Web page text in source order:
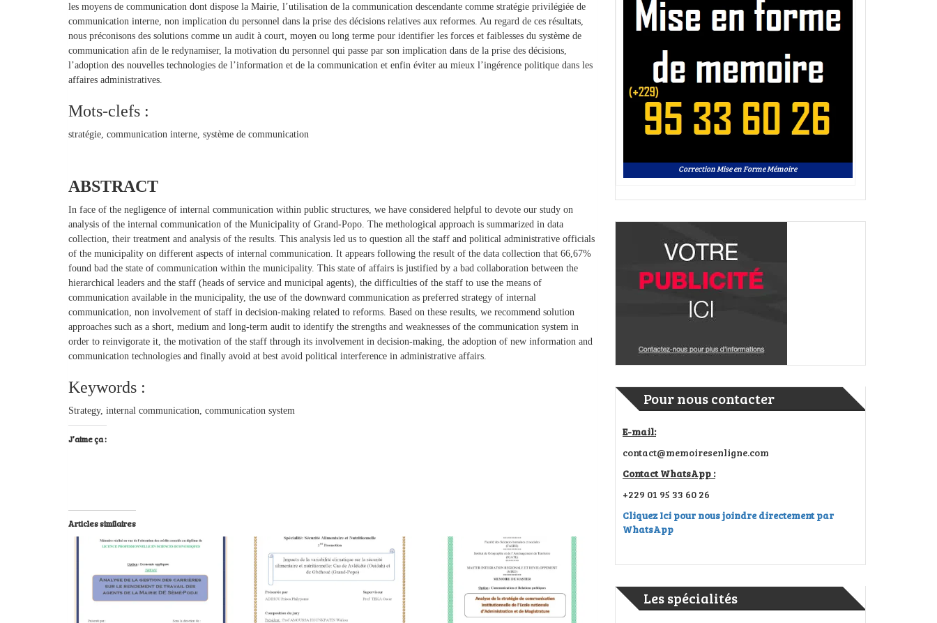
les moyens de communication dont dispose la Mairie, l’utilisation de la communication descendante comme stratégie privilégiée de
communication interne, non implication du personnel dans la prise des décisions relatives aux reformes. Au regard de ces résultats,
nous préconisons des solutions comme un audit à court, moyen ou long terme pour identifier les forces et faiblesses du système de
communication afin de le redynamiser, la motivation du personnel qui passe par son implication dans de la prise des décisions,
l’adoption des nouvelles technologies de l’information et de la communication et enfin éviter au mieux l’ingérence politique dans les
affaires administratives.
Mots-clefs :
stratégie, communication interne, système de communication
ABSTRACT
In face of the negligence of internal communication within public structures, we have considered helpful to devote our study on
analysis of the internal communication of the Municipality of Grand-Popo. The methological approach is summarized in data
collection, their treatment and analysis of the results. This analysis led us to question all the staff and political administrative officials
of the municipality on different aspects of internal communication. It appears following the result of the data collection that 66,67%
found bad the state of communication within the municipality. This state of affairs is justified by a bad collaboration between the
hierarchical leaders and the staff (heads of service and municipal agents), the difficulties of the staff to use the means of
communication available in the municipality, the use of the downward communication as preferred strategy of internal
communication, non involvement of staff in decision-making related to reforms. Based on these results, we recommend solution
approaches such as a short, medium and long-term audit to identify the strengths and weaknesses of the communication system in
order to reinvigorate it, the motivation of the staff through its involvement in decision-making, the adoption of new information and
communication technologies and finally avoid at best avoid political interference in administrative affairs.
Keywords :
Strategy, internal communication, communication system
J’aime ça :
Articles similaires
Correction Mise en Forme Mémoire
Pour nous contacter
E-mail:
contact@memoiresenligne.com
Contact WhatsApp :
+229 01 95 33 60 26
Cliquez Ici pour nous joindre directement par
WhatsApp
Les spécialités